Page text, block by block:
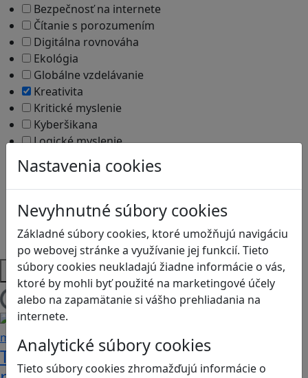
Nastavenia cookies
Nevyhnutné súbory cookies
Základné súbory cookies, ktoré umožňujú navigáciu
po webovej stránke a využívanie jej funkcií. Tieto
súbory cookies neukladajú žiadne informácie o vás,
ktoré by mohli byť použité na marketingové účely
alebo na zapamätanie si vášho prehliadania na
internete.
Analytické súbory cookies
Tieto súbory cookies zhromažďujú informácie o
Bezpečnosť na internete
Čítanie s porozumením
Digitálna rovnováha
Ekológia
Globálne vzdelávanie
Kreativita
Kritické myslenie
Kyberšikana
Logické myslenie
Ľudské práva a tolerancia
Motorika a koncentrácia
Programovanie/Technika
Sociálne zručnosti a kooperácia
Strategické myslenie
Zdravie a pohyb
Platformy
Načítam blogy
Tick Tock: A Tale for Tw‪o je hra s